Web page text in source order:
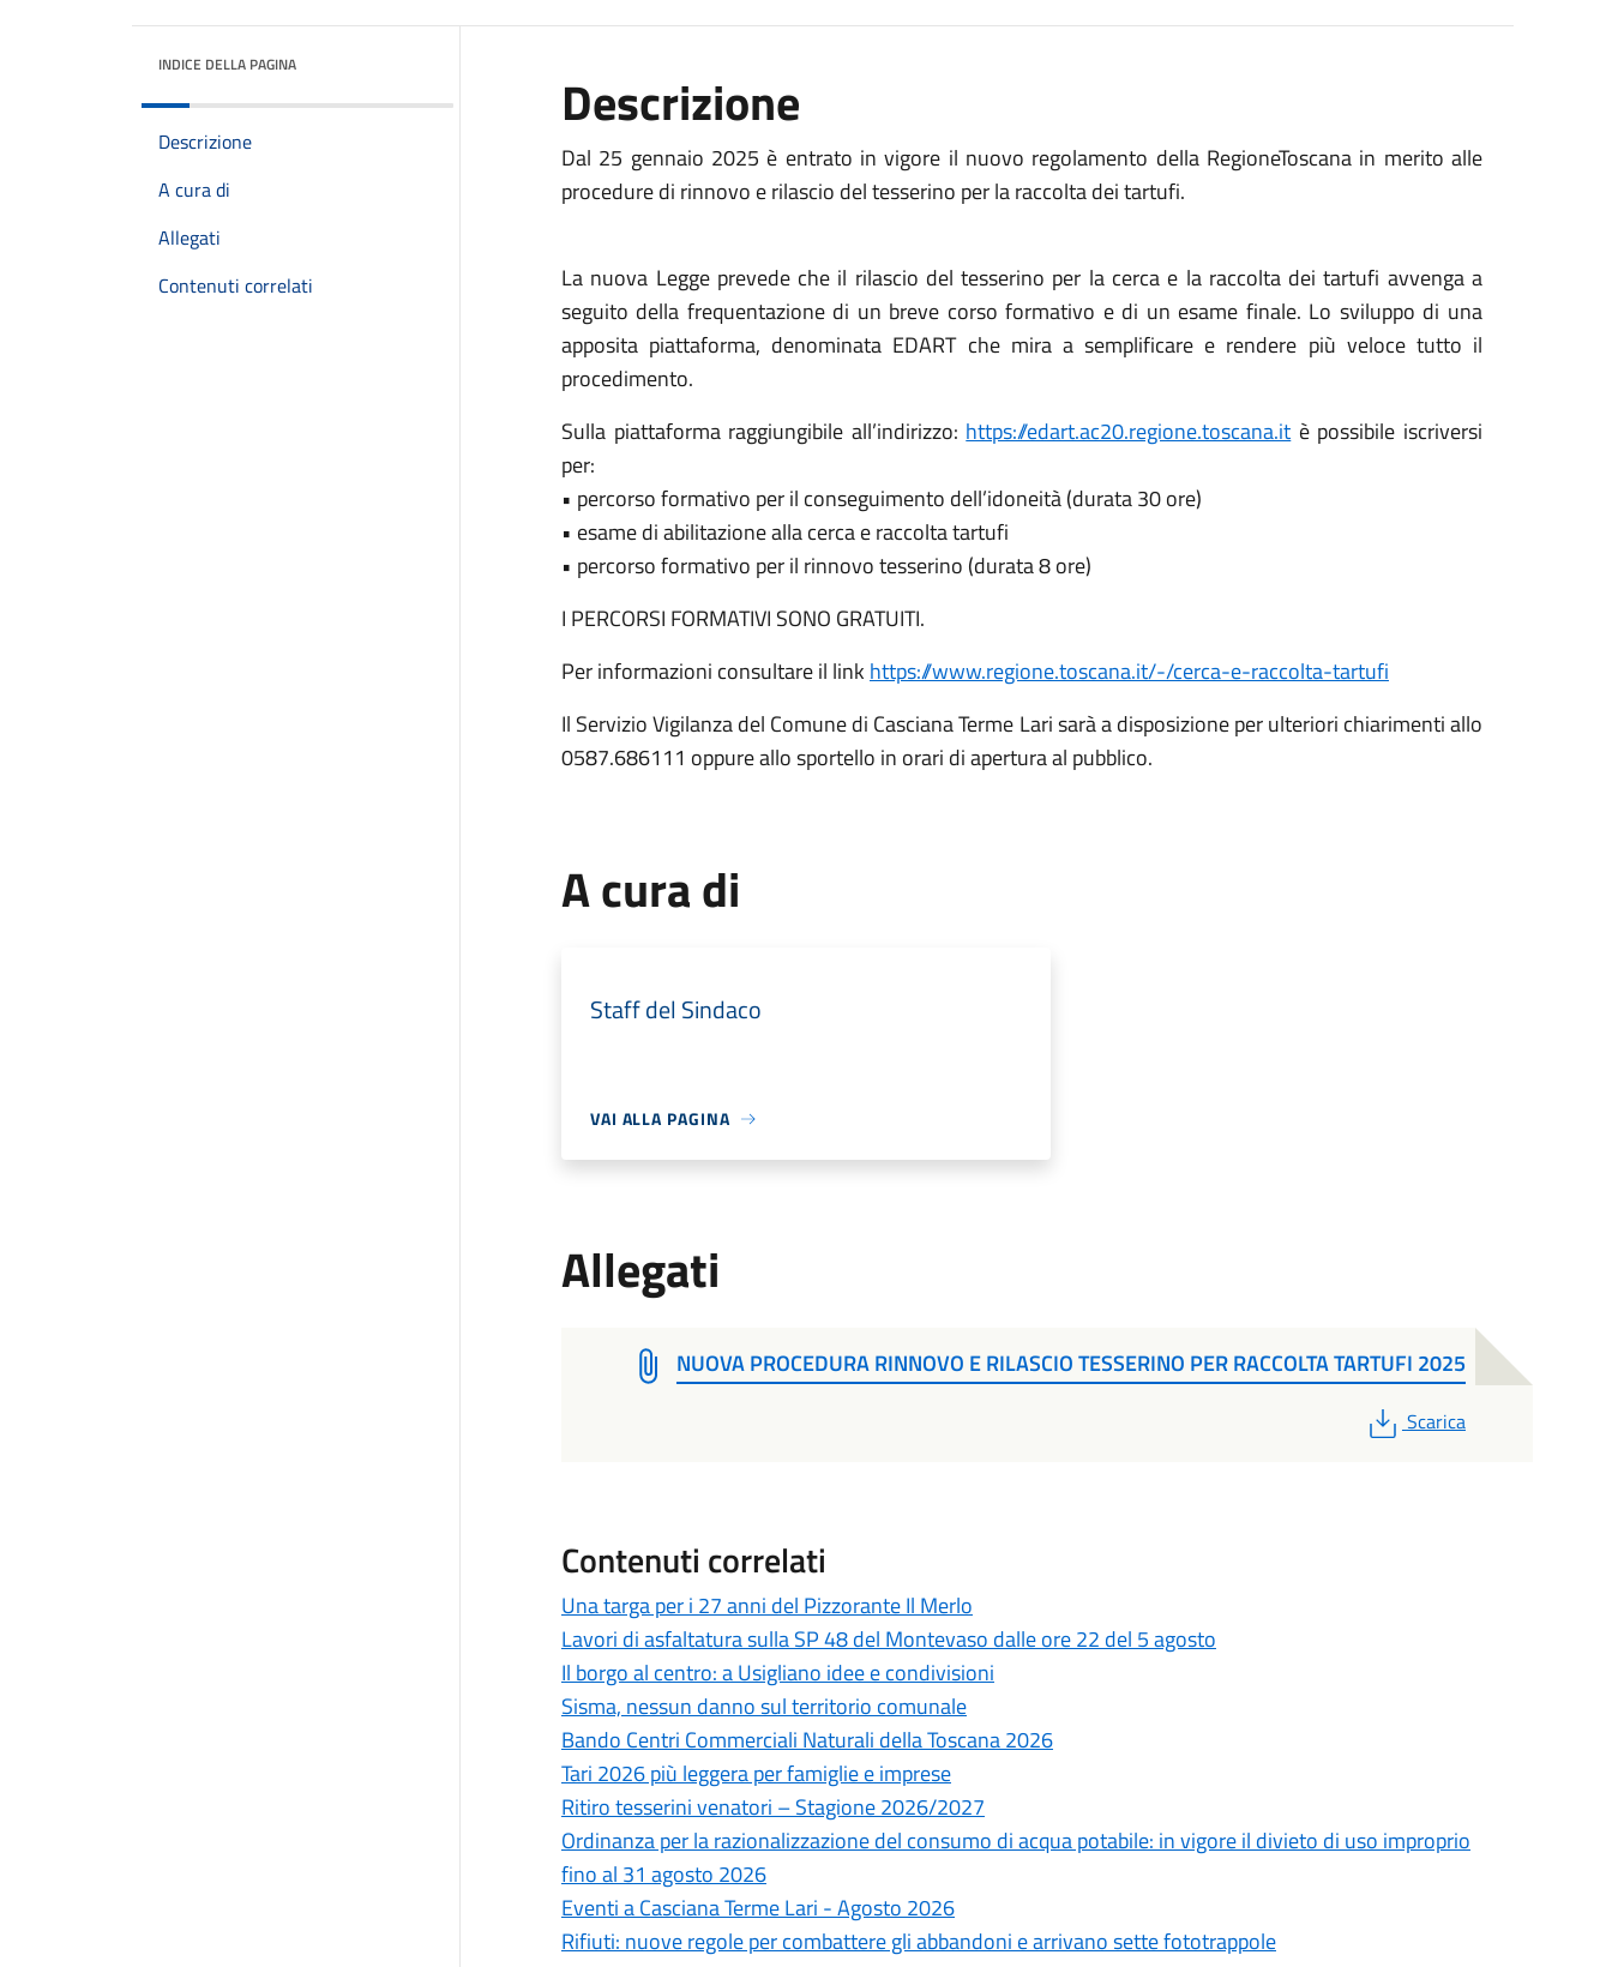
INDICE DELLA PAGINA
Descrizione
A cura di
Allegati
Contenuti correlati
Descrizione
Dal 25 gennaio 2025 è entrato in vigore il nuovo regolamento della RegioneToscana in merito alle
procedure di rinnovo e rilascio del tesserino per la raccolta dei tartufi.
La nuova Legge prevede che il rilascio del tesserino per la cerca e la raccolta dei tartufi avvenga a
seguito della frequentazione di un breve corso formativo e di un esame finale. Lo sviluppo di una
apposita piattaforma, denominata EDART che mira a semplificare e rendere più veloce tutto il
procedimento.
Sulla piattaforma raggiungibile all’indirizzo: https://edart.ac20.regione.toscana.it è possibile iscriversi
per:
• percorso formativo per il conseguimento dell’idoneità (durata 30 ore)
• esame di abilitazione alla cerca e raccolta tartufi
• percorso formativo per il rinnovo tesserino (durata 8 ore)
I PERCORSI FORMATIVI SONO GRATUITI.
Per informazioni consultare il link https://www.regione.toscana.it/-/cerca-e-raccolta-tartufi
Il Servizio Vigilanza del Comune di Casciana Terme Lari sarà a disposizione per ulteriori chiarimenti allo
0587.686111 oppure allo sportello in orari di apertura al pubblico.
A cura di
Staff del Sindaco
VAI ALLA PAGINA
Allegati
NUOVA PROCEDURA RINNOVO E RILASCIO TESSERINO PER RACCOLTA TARTUFI 2025
PDF
Scarica
Contenuti correlati
Una targa per i 27 anni del Pizzorante Il Merlo
Lavori di asfaltatura sulla SP 48 del Montevaso dalle ore 22 del 5 agosto
Il borgo al centro: a Usigliano idee e condivisioni
Sisma, nessun danno sul territorio comunale
Bando Centri Commerciali Naturali della Toscana 2026
Tari 2026 più leggera per famiglie e imprese
Ritiro tesserini venatori – Stagione 2026/2027
Ordinanza per la razionalizzazione del consumo di acqua potabile: in vigore il divieto di uso improprio
fino al 31 agosto 2026
Eventi a Casciana Terme Lari - Agosto 2026
Rifiuti: nuove regole per combattere gli abbandoni e arrivano sette fototrappole